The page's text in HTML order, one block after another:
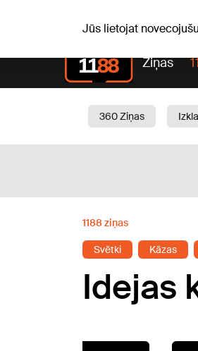
Jūs lietojat
Ziņas
360 Ziņas
1188 ziņas
Svētki Kāzas
Idejas